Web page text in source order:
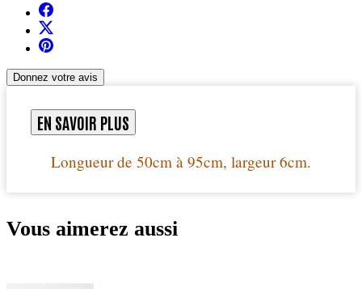
Donnez votre avis
EN SAVOIR PLUS
Longueur de 50cm à 95cm, largeur 6cm.
Vous aimerez aussi